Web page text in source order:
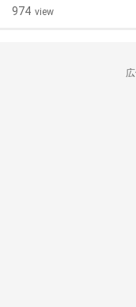
974 view